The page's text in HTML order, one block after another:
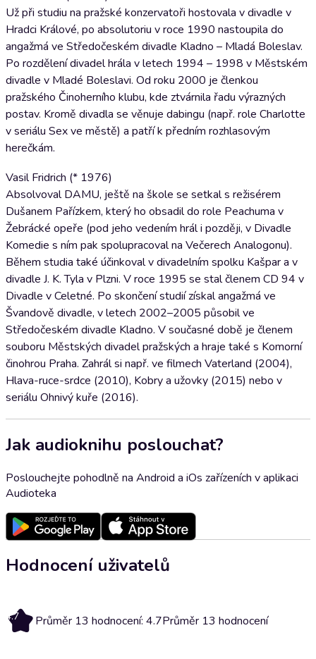
Už při studiu na pražské konzervatoři hostovala v divadle v
Hradci Králové, po absolutoriu v roce 1990 nastoupila do
angažmá ve Středočeském divadle Kladno – Mladá Boleslav.
Po rozdělení divadel hrála v letech 1994 – 1998 v Městském
divadle v Mladé Boleslavi. Od roku 2000 je členkou
pražského Činoherního klubu, kde ztvárnila řadu výrazných
postav. Kromě divadla se věnuje dabingu (např. role Charlotte
v seriálu Sex ve městě) a patří k předním rozhlasovým
herečkám.
Vasil Fridrich (* 1976)
Absolvoval DAMU, ještě na škole se setkal s režisérem
Dušanem Pařízkem, který ho obsadil do role Peachuma v
Žebrácké opeře (pod jeho vedením hrál i později, v Divadle
Komedie s ním pak spolupracoval na Večerech Analogonu).
Během studia také účinkoval v divadelním spolku Kašpar a v
divadle J. K. Tyla v Plzni. V roce 1995 se stal členem CD 94 v
Divadle v Celetné. Po skončení studií získal angažmá ve
Švandově divadle, v letech 2002–2005 působil ve
Středočeském divadle Kladno. V současné době je členem
souboru Městských divadel pražských a hraje také s Komorní
činohrou Praha. Zahrál si např. ve filmech Vaterland (2004),
Hlava-ruce-srdce (2010), Kobry a užovky (2015) nebo v
seriálu Ohnivý kuře (2016).
Jak audioknihu poslouchat?
Poslouchejte pohodlně na Android a iOs zařízeních v aplikaci
Audioteka
Hodnocení uživatelů
4.7 Průměr 13 hodnocení: 4.7Průměr 13 hodnocení